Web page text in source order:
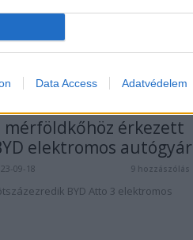
Data Access Adatvédelem
mérföldkőhöz érkezett
elektromos autógyár
09-18 9 hozzászólás
BYD Atto 3 elektromos